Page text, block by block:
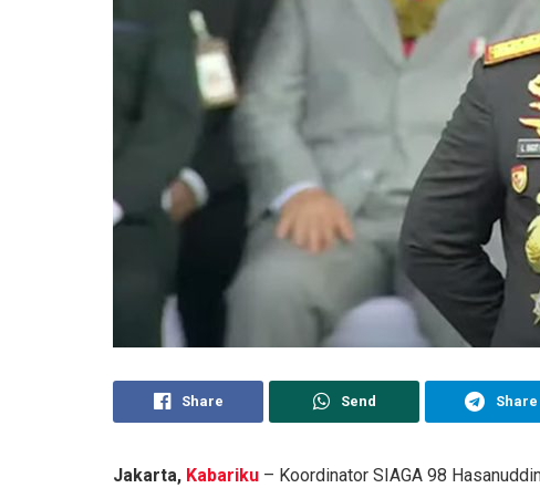
Share Send Share
Jakarta, Kabariku – Koordinator SIAGA 98